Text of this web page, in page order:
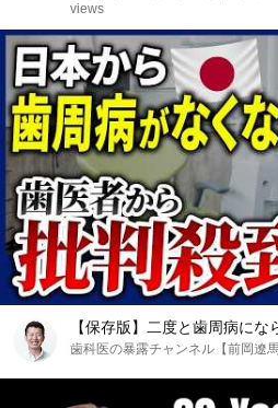
views
【保存版】二度と歯周病に
歯科医の暴露チャンネル【前岡遼馬